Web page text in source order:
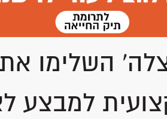
השלימו
למבצע